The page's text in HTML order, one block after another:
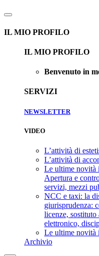
IL MIO PROFILO
IL MIO PROFILO
Benvenuto in
SERVIZI
NEWSLETTER
VIDEO
L’attività di
L’attività di
Le ultime novità
Apertura e
servizi, mezzi
NCC e taxi: la
giurisprudenza:
licenze,
elettronico,
Le ultime novità
Archivio